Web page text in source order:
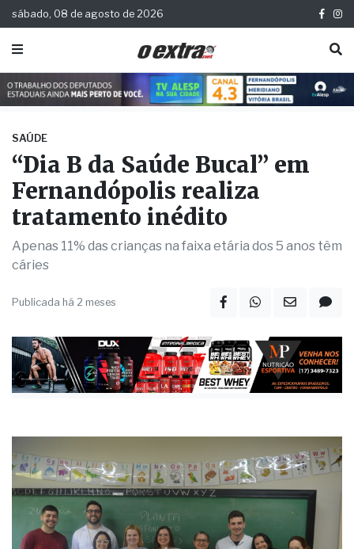
sábado, 08 de agosto de 2026
SAÚDE
“Dia B da Saúde Bucal” em
Fernandópolis realiza
tratamento inédito
cáries
Publicada há 2 meses